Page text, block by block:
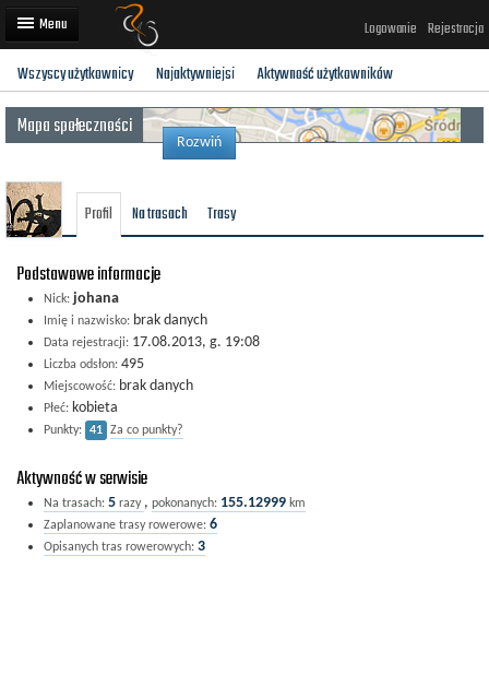
Logowanie Rejestracja
Artykuły
Trasy rowerowe
Wyścigi rowerowe
Użytkownicy
Dodaj
Wszyscy użytkownicy Najaktywniejsi Aktywność użytkowników
Mapa społeczności
Rozwiń
Profil Na trasach Trasy
Podstawowe informacje
Nick: johana
Imię i nazwisko: brak danych
Data rejestracji: 17.08.2013, g. 19:08
Liczba odsłon: 495
Miejscowość: brak danych
Płeć: kobieta
Punkty: 41 Za co punkty?
Aktywność w serwisie
Na trasach: 5 razy , pokonanych: 155.12999 km
Zaplanowane trasy rowerowe: 6
Opisanych tras rowerowych: 3